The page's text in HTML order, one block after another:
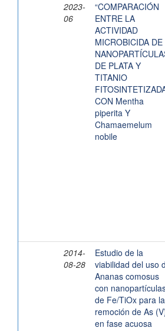
2023-
06
“COMPARACIÓN
ENTRE LA
ACTIVIDAD
MICROBICIDA DE
DE PLATA Y
TITANIO
CON Mentha
piperita Y
Chamaemelum
nobile
2014-
08-28
Estudio de la
viabilidad del uso
Ananas comosus
con
de Fe/TiOx para la
remoción de As
en fase acuosa